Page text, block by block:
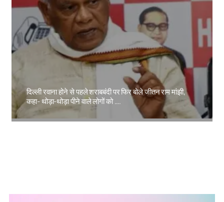
दिल्ली रवाना होने से पहले शराबबंदी पर फिर बोले जीतन राम मांझी,
कहा- थोड़ा-थोड़ा पीने वाले लोगों को ….
Amit Lekh